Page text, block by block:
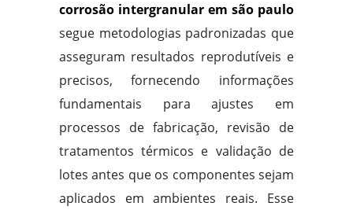
corrosão intergranular em são paulo
segue metodologias padronizadas que
asseguram resultados reprodutíveis e
precisos, fornecendo informações
fundamentais para ajustes em
processos de fabricação, revisão de
tratamentos térmicos e validação de
lotes antes que os componentes sejam
aplicados em ambientes reais. Esse